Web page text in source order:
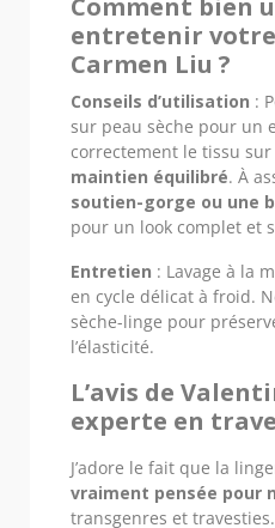
Comment bien
entretenir
Carmen Liu ?
Conseils d’utilisation :
sur peau sèche pour un
correctement le tissu
maintien équilibré. À
soutien-gorge ou une
pour un look complet et
Entretien : Lavage à la
en cycle délicat à froid.
sèche-linge pour
l’élasticité.
L’avis de
experte en
J’adore le fait que la
vraiment pensée pour
transgenres et